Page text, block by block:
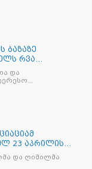
ბაზაზე
რვა
და
23 აპრილის
და ღიმილმა